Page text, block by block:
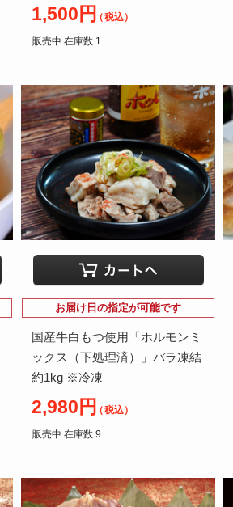
1,500円 （税込）
販売中 在庫数 1
お届け日の指定が可能です
国産牛白もつ使用「ホルモンミ
ックス（下処理済）」バラ凍結
約1kg ※冷凍
2,980円 （税込）
販売中 在庫数 9